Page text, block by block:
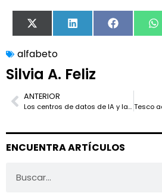
X
(Twitter)
LinkedIn Facebook
alfabeto
Silvia A. Feliz
ANTERIOR
Los centros de datos de IA y la isla de calor: un estudio serio, pero con matices
ENCUENTRA ARTÍCULOS